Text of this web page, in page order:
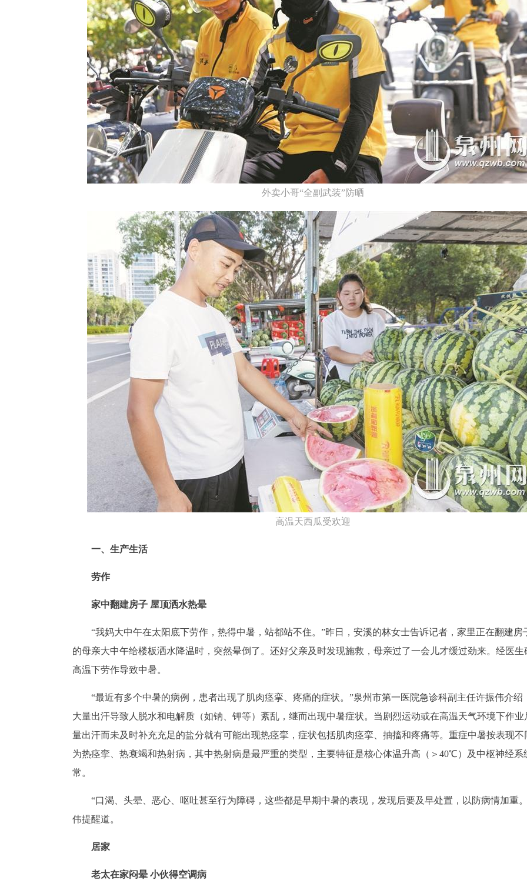
外卖小哥“全副武装”防晒
高温天西瓜受欢迎
一、生产生活
劳作
家中翻建房子 屋顶洒水热晕
“我妈大中午在太阳底下劳作，热得中暑，站都站不住。”昨日，安溪的林女士告诉记者，家里正在翻建房
的母亲大中午给楼板洒水降温时，突然晕倒了。还好父亲及时发现施救，母亲过了一会儿才缓过劲来。经医生
高温下劳作导致中暑。
“最近有多个中暑的病例，患者出现了肌肉痉挛、疼痛的症状。”泉州市第一医院急诊科副主任许振伟介绍
大量出汗导致人脱水和电解质（如钠、钾等）紊乱，继而出现中暑症状。当剧烈运动或在高温天气环境下作业
量出汗而未及时补充充足的盐分就有可能出现热痉挛，症状包括肌肉痉挛、抽搐和疼痛等。重症中暑按表现不
为热痉挛、热衰竭和热射病，其中热射病是最严重的类型，主要特征是核心体温升高（＞40℃）及中枢神经系
常。
“口渴、头晕、恶心、呕吐甚至行为障碍，这些都是早期中暑的表现，发现后要及早处置，以防病情加重
伟提醒道。
居家
老太在家闷晕 小伙得空调病